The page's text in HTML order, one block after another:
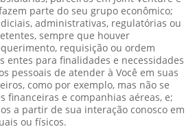
parte do seu grupo econômico;
administrativas, regulatórias ou
sempre que houver
requisição ou ordem
entes para finalidades e necessidades
pessoais de atender à Você em suas
como por exemplo, mas não se
financeiras e companhias aéreas, e;
a partir de sua interação conosco em
ou físicos.